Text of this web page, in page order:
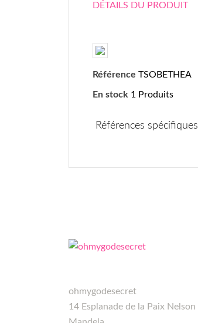
DÉTAILS DU PRODUIT
Référence TSOBETHEA
En stock 1 Produits
Références spécifiques
ohmygodesecret
14 Esplanade de la Paix Nelson